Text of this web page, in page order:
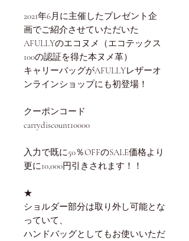
2021年6月に主催したプレゼント企
画でご紹介させていただいた
AFULLYのエコヌメ（エコテックス
100の認証を得た本ヌメ革）
キャリーバッグがAFULLYレザーオ
ンラインショップにも初登場！
クーポンコード
carrydiscount10000
入力で既に50％OFFのSALE価格より
更に10,000円引きされます！！
★
ショルダー部分は取り外し可能とな
っていて、
ハンドバッグとしてもお使いいただ